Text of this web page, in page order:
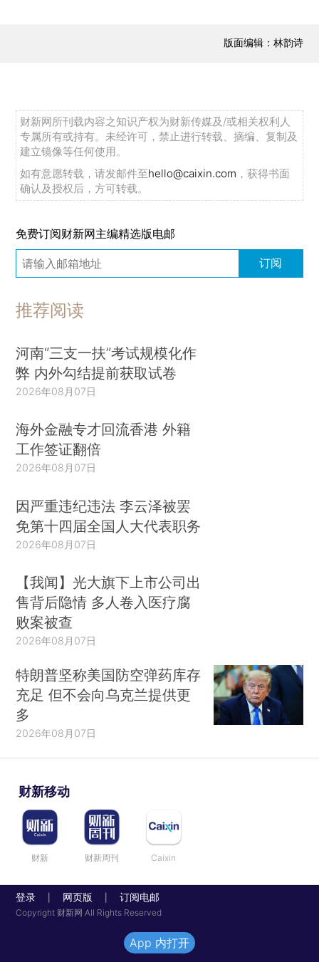
版面编辑：林韵诗
财新网所刊载内容之知识产权为财新传媒及/或相关权利人
专属所有或持有。未经许可，禁止进行转载、摘编、复制及
建立镜像等任何使用。
如有意愿转载，请发邮件至hello@caixin.com ，获得书面
确认及授权后，方可转载。
免费订阅财新网主编精选版电邮
订阅
推荐阅读
河南“三支一扶”考试规模化作
弊 内外勾结提前获取试卷
2026年08月07日
海外金融专才回流香港 外籍
工作签证翻倍
2026年08月07日
因严重违纪违法 李云泽被罢
免第十四届全国人大代表职务
2026年08月07日
【我闻】光大旗下上市公司出
售背后隐情 多人卷入医疗腐
败案被查
2026年08月07日
特朗普坚称美国防空弹药库存
充足 但不会向乌克兰提供更
多
2026年08月07日
财新移动
财新 财新周刊 Caixin
登录 网页版 订阅电邮
Copyright 财新网 All Rights Reserved
App 内打开